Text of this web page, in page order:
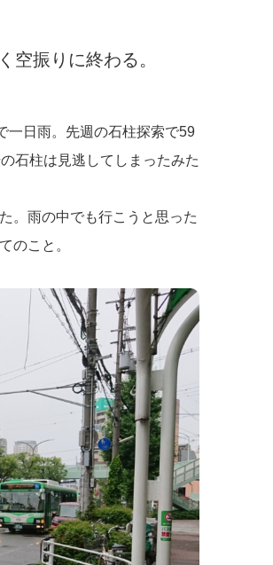
空振りに終わる。
一日雨。先週の石柱探索で59
石柱は見逃してしまったみた
。雨の中でも行こうと思った
のこと。